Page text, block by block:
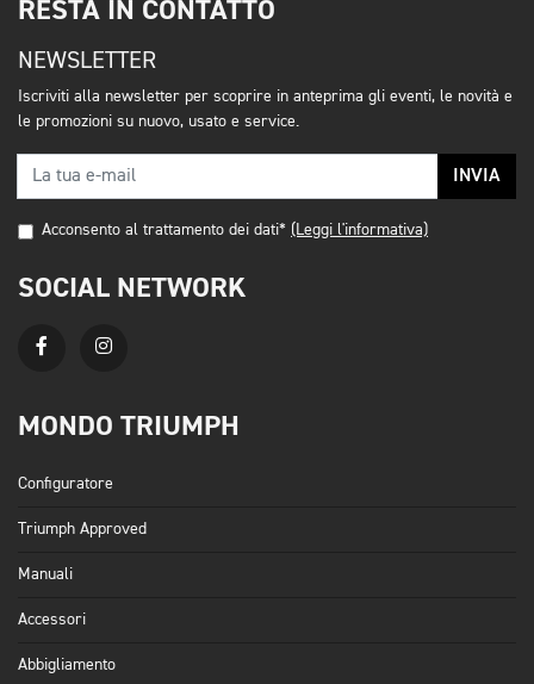
RESTA IN CONTATTO
NEWSLETTER
Iscriviti alla newsletter per scoprire in anteprima gli eventi, le novità e
le promozioni su nuovo, usato e service.
INVIA
Acconsento al trattamento dei dati* (Leggi l'informativa)
SOCIAL NETWORK
MONDO TRIUMPH
Configuratore
Triumph Approved
Manuali
Accessori
Abbigliamento